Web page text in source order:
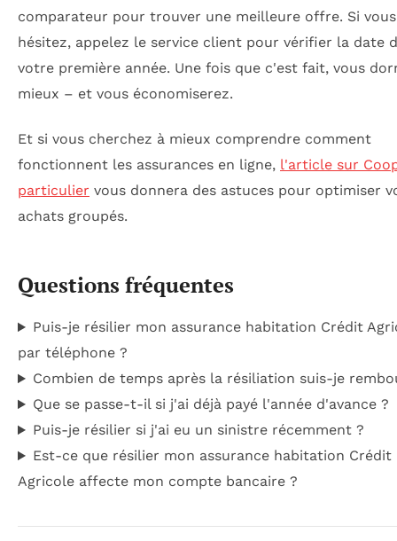
comparateur pour trouver une meilleure offre. Si vous
hésitez, appelez le service client pour vérifier la date
votre première année. Une fois que c'est fait, vous
mieux – et vous économiserez.
Et si vous cherchez à mieux comprendre comment
fonctionnent les assurances en ligne, l'article sur
particulier vous donnera des astuces pour optimiser
achats groupés.
Questions fréquentes
Puis-je résilier mon assurance habitation Crédit
par téléphone ?
Combien de temps après la résiliation suis-je
Que se passe-t-il si j'ai déjà payé l'année d'avance ?
Puis-je résilier si j'ai eu un sinistre récemment ?
Est-ce que résilier mon assurance habitation Crédit
Agricole affecte mon compte bancaire ?